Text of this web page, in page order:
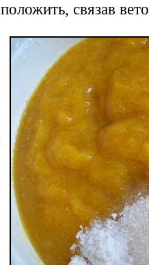
положить, связав